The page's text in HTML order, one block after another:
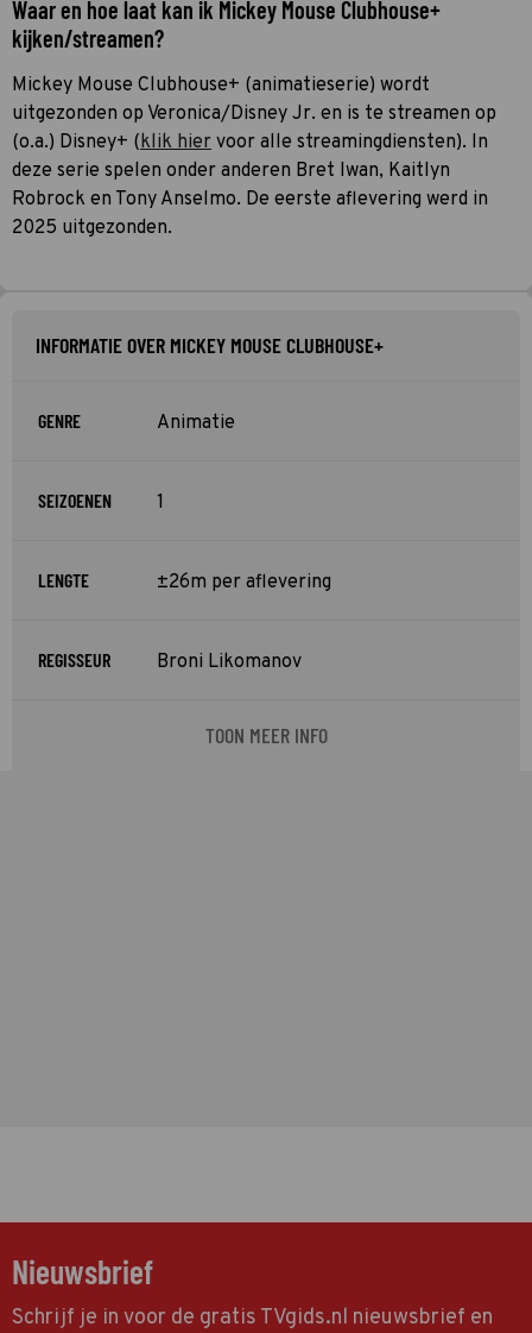
Waar en hoe laat kan ik Mickey Mouse Clubhouse+
kijken/streamen?
Mickey Mouse Clubhouse+ (animatieserie) wordt
uitgezonden op Veronica/Disney Jr. en is te streamen op
(o.a.) Disney+ (klik hier voor alle streamingdiensten). In
deze serie spelen onder anderen Bret Iwan, Kaitlyn
Robrock en Tony Anselmo. De eerste aflevering werd in
2025 uitgezonden.
INFORMATIE OVER MICKEY MOUSE CLUBHOUSE+
GENRE Animatie
SEIZOENEN 1
LENGTE ±26m per aflevering
REGISSEUR Broni Likomanov
TOON MEER INFO
Nieuwsbrief
Schrijf je in voor de gratis TVgids.nl nieuwsbrief en